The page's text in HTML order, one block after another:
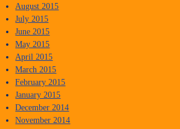
August 2015
July 2015
June 2015
May 2015
April 2015
March 2015
February 2015
January 2015
December 2014
November 2014